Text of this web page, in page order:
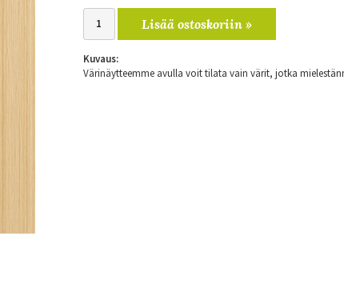
Lisää ostoskoriin »
Kuvaus:
Värinäytteemme avulla voit tilata vain värit, jotka